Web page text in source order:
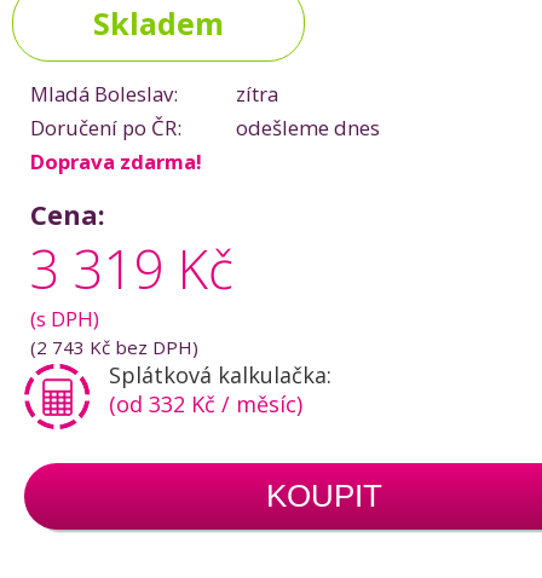
Skladem
Mladá Boleslav:
zítra
Doručení po ČR:
odešleme dnes
Doprava zdarma!
Cena:
3 319 Kč
(s DPH)
(2 743 Kč bez DPH)
Splátková kalkulačka:
(od 332 Kč / měsíc)
KOUPIT